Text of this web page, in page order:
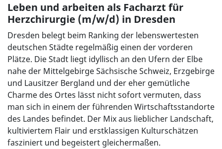
Leben und arbeiten als Facharzt für
Herzchirurgie (m/w/d) in Dresden
Dresden belegt beim Ranking der lebenswertesten
deutschen Städte regelmäßig einen der vorderen
Plätze. Die Stadt liegt idyllisch an den Ufern der Elbe
nahe der Mittelgebirge Sächsische Schweiz, Erzgebirge
und Lausitzer Bergland und der eher gemütliche
Charme des Ortes lässt nicht sofort vermuten, dass
man sich in einem der führenden Wirtschaftsstandorte
des Landes befindet. Der Mix aus lieblicher Landschaft,
kultiviertem Flair und erstklassigen Kulturschätzen
fasziniert und begeistert gleichermaßen.